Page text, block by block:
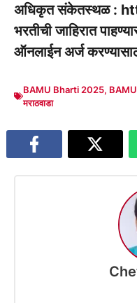
अधिकृत संकेतस्थळ :
भरतीची जाहिरात
ऑनलाईन अर्ज
BAMU Bharti 2025,
मराठवाडा